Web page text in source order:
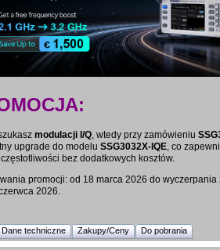
modulacji I/Q, wtedy przy zamówieniu
upgrade do modelu SSG3032X-IQE, co
bez dodatkowych kosztów.
promocji: od 18 marca 2026 do wyczerpania
2026.
Dane techniczne Zakupy/Ceny Do pobrania